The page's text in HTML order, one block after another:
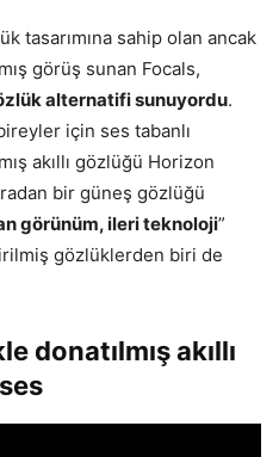
tasarımına sahip olan ancak
görüş sunan Focals,
alternatifi sunuyordu.
için ses tabanlı
akıllı gözlüğü Horizon
bir güneş gözlüğü
görünüm, ileri teknoloji”
gözlüklerden biri de
donatılmış akıllı